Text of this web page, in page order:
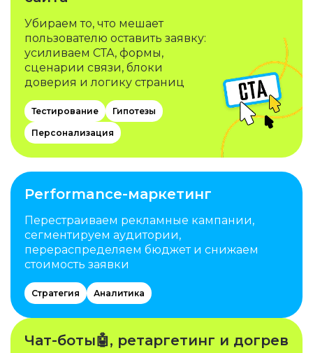
Убираем то, что мешает
пользователю оставить заявку:
усиливаем СТА, формы,
сценарии связи, блоки
доверия и логику страниц
Тестирование Гипотезы
Персонализация
Performance-маркетинг
Перестраиваем рекламные кампании,
сегментируем аудитории,
перераспределяем бюджет и снижаем
стоимость заявки
Стратегия Аналитика
Чат-боты🤖, ретаргетинг и догрев